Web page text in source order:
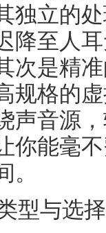
独立的
降至人
次是精
规格的
声音源
你能毫
型与选